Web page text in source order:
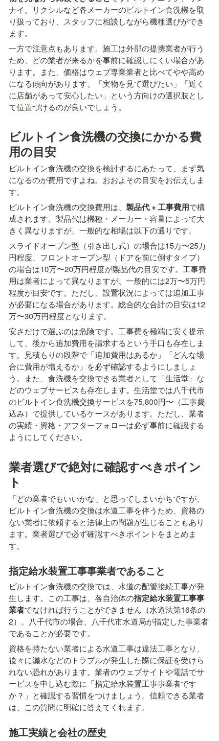
ナイ、リクシルなど各メーカーのビルトイン食洗機を取
り扱っており、スタッフに相談しながら機種選びができ
ます。
一方で注意点もあります。施工は外部の提携業者が行う
ため、どの業者が来るかを事前に確認しにくい場合があ
ります。また、価格はウェブ専業業者と比べてやや高め
になる傾向があります。「実物を見て選びたい」「近く
に店舗があって安心したい」という方向けの選択肢とし
て位置づけるのが良いでしょう。
ビルトイン食洗機の交換にかかる費
用の目安
ビルトイン食洗機の交換を検討するにあたって、まず気
になるのが費用ですよね。おおよその目安をお伝えしま
す。
ビルトイン食洗機の交換費用は、 製品代 + 工事費用で構
成されます。製品代は機種・メーカー・容量によって大
きく異なりますが、一般的な相場は以下の通りです。
スライドオープン型（引き出し式）の場合は15万〜25万
円程度、フロントオープン型（ドアを前に倒すタイプ）
の場合は10万〜20万円程度が製品代の目安です。工事費
用は業者によって異なりますが、一般的には2万〜5万円
程度が目安です。ただし、設置状況によっては追加工事
が必要になる場合があります。総合的な合計の目安は12
万〜30万円程度となります。
安さだけで選ぶのは危険です。工事費を極端に安く提示
して、後から追加費用を請求するという手口も存在しま
す。見積もりの段階で「追加費用はあるか」「どんな場
合に費用が増えるか」を必ず確認するようにしましょ
う。また、食洗機を交換できる業者として「生活堂」な
どのウェブサービスも存在します。生活堂では八千代市
のビルトイン食洗機交換サービスを75,800円〜（工事費
込み）で提供しているケースがあります。ただし、業者
の実績・資格・アフターフォローは必ず事前に確認する
ようにしてください。
業者選びで絶対に確認すべきポイン
ト
「どの業者でもいいかな」と思ってしまいがちですが、
ビルトイン食洗機の交換は水道工事を伴うため、資格の
ない業者に依頼すると法律上の問題が生じることもあり
ます。業者選びで必ず確認すべきポイントをまとめま
す。
指定給水装置工事事業者であること
ビルトイン食洗機の交換では、水道の配管接続工事が発
生します。この工事は、各自治体の指定給水装置工事事
業者でなければ行うことができません（水道法第16条の
2）。八千代市の場合、八千代市水道局が指定した事業者
であることが必要です。
資格を持たない業者による水道工事は違法工事となり、
後々に漏水などのトラブルが発生した際に保証を受けら
れない恐れがあります。業者のウェブサイトや電話でサ
ービスを申し込む際に「指定給水装置工事事業者です
か？」と確認する習慣をつけましょう。信頼できる業者
は、この質問に明確に答えてくれます。
施工実績と会社の歴史